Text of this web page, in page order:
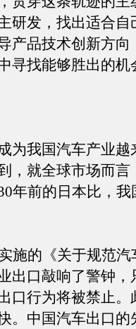
研发，找出适合自
产品技术创新方向
寻找能够胜出的机
我国汽车产业越
，就全球市场而言
年前的日本比，
的《关于规范汽
出口敲响了警钟，
口行为将被禁止。
。中国汽车出口的